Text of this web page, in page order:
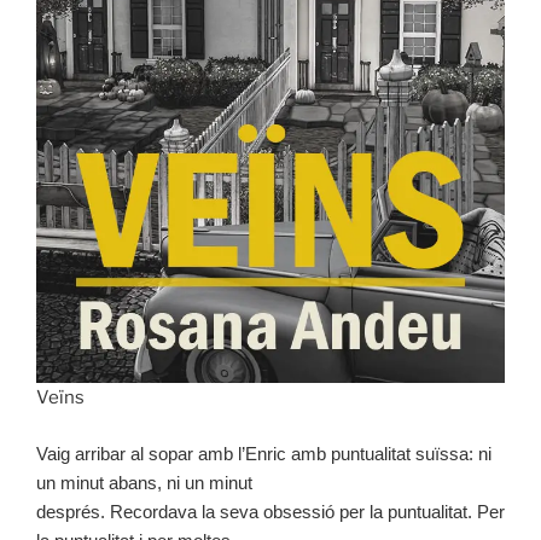
Veïns
Vaig arribar al sopar amb l’Enric amb puntualitat suïssa: ni
un minut abans, ni un minut
després. Recordava la seva obsessió per la puntualitat. Per